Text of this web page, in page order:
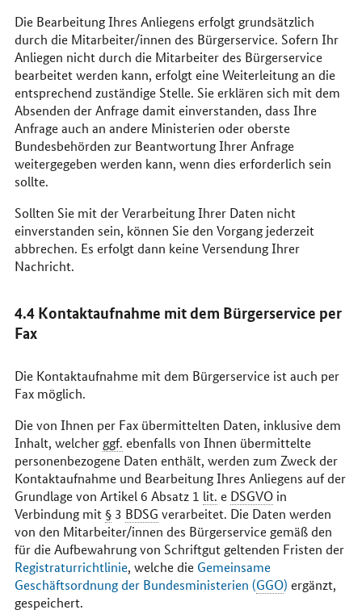
Die Bearbeitung Ihres Anliegens erfolgt grundsätzlich
durch die Mitarbeiter/innen des Bürgerservice. Sofern Ihr
Anliegen nicht durch die Mitarbeiter des Bürgerservice
bearbeitet werden kann, erfolgt eine Weiterleitung an die
entsprechend zuständige Stelle. Sie erklären sich mit dem
Absenden der Anfrage damit einverstanden, dass Ihre
Anfrage auch an andere Ministerien oder oberste
Bundesbehörden zur Beantwortung Ihrer Anfrage
weitergegeben werden kann, wenn dies erforderlich sein
sollte.
Sollten Sie mit der Verarbeitung Ihrer Daten nicht
einverstanden sein, können Sie den Vorgang jederzeit
abbrechen. Es erfolgt dann keine Versendung Ihrer
Nachricht.
4.4 Kontaktaufnahme mit dem Bürgerservice per
Fax
Die Kontaktaufnahme mit dem Bürgerservice ist auch per
Fax möglich.
Die von Ihnen per Fax übermittelten Daten, inklusive dem
Inhalt, welcher ggf. ebenfalls von Ihnen übermittelte
personenbezogene Daten enthält, werden zum Zweck der
Kontaktaufnahme und Bearbeitung Ihres Anliegens auf der
Grundlage von Artikel 6 Absatz 1 lit. e DSGVOin
Verbindung mit§3 BDSG verarbeitet. Die Daten werden
von den Mitarbeiter/innen des Bürgerservice gemäß den
für die Aufbewahrung von Schriftgut geltenden Fristen der
Registraturrichtlinie, welche die Gemeinsame
Geschäftsordnung der Bundesministerien (GGO) ergänzt,
gespeichert.